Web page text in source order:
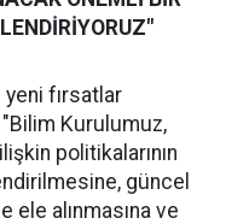
yeni fırsatlar
Kurulumuz,
politikalarının
güncel
alınmasına ve